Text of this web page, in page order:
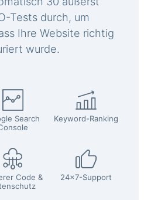
Tests durch, um
Ihre Website richtig
wurde.
Search
Keyword-Ranking
Code &
24x7-Support